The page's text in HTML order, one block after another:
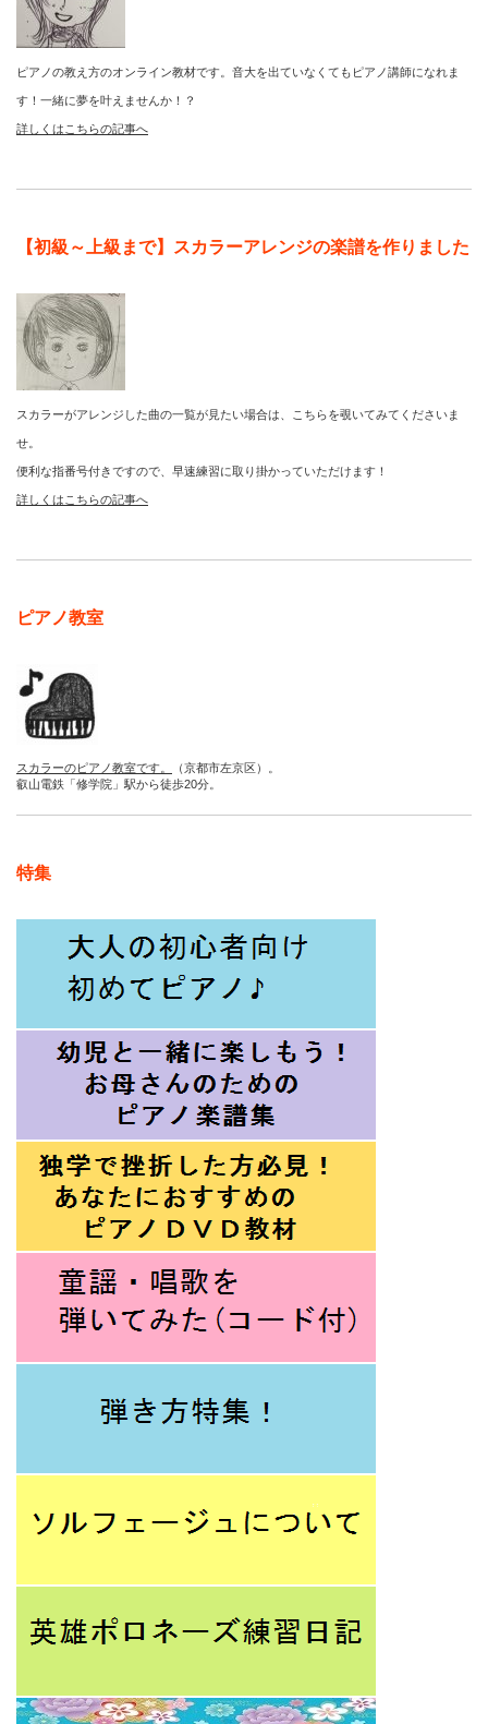
ピアノの教え方のオンライン教材です。音大を出ていなくてもピアノ講師になれま
す！一緒に夢を叶えませんか！？
詳しくはこちらの記事へ
【初級～上級まで】スカラーアレンジの楽譜を作りました
スカラーがアレンジした曲の一覧が見たい場合は、こちらを覗いてみてくださいま
せ。
便利な指番号付きですので、早速練習に取り掛かっていただけます！
詳しくはこちらの記事へ
ピアノ教室
スカラーのピアノ教室です。
（京都市左京区）。
叡山電鉄「修学院」駅から徒歩20分。
特集